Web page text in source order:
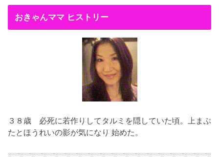
おきゃんママ ヒストリー
３８歳 必死に若作りしてタルミを隠していた頃。上まぶ
たとほうれいの影が気になり 始めた。